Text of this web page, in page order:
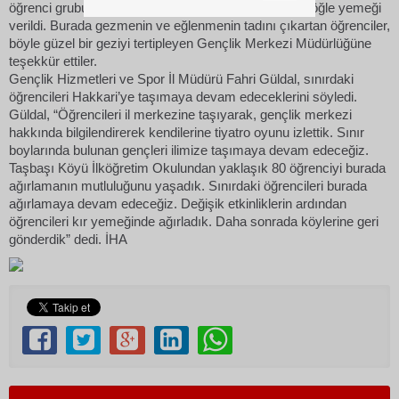
öğrenci grubuna, Otluca köyündeki kır lokantasında öğle yemeği
verildi. Burada gezmenin ve eğlenmenin tadını çıkartan öğrenciler,
böyle güzel bir geziyi tertipleyen Gençlik Merkezi Müdürlüğüne
teşekkür ettiler.
Gençlik Hizmetleri ve Spor İl Müdürü Fahri Güldal, sınırdaki
öğrencileri Hakkari’ye taşımaya devam edeceklerini söyledi.
Güldal, “Öğrencileri il merkezine taşıyarak, gençlik merkezi
hakkında bilgilendirerek kendilerine tiyatro oyunu izlettik. Sınır
boylarında bulunan gençleri ilimize taşımaya devam edeceğiz.
Taşbaşı Köyü İlköğretim Okulundan yaklaşık 80 öğrenciyi burada
ağırlamanın mutluluğunu yaşadık. Sınırdaki öğrencileri burada
ağırlamaya devam edeceğiz. Değişik etkinliklerin ardından
öğrencileri kır yemeğinde ağırladık. Daha sonrada köylerine geri
gönderdik” dedi. İHA